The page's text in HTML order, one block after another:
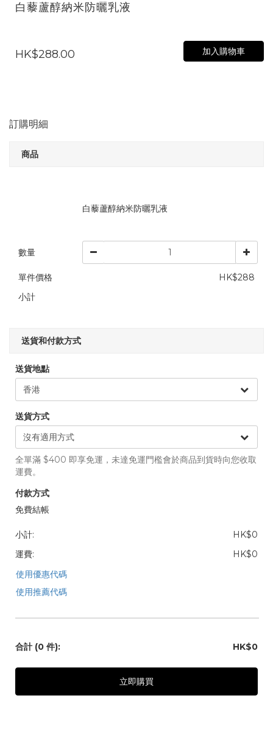
白藜蘆醇納米防曬乳液
HK$288.00 加入購物車
訂購明細
商品
白藜蘆醇納米防曬乳液
數量
單件價格
HK$288
小計
送貨和付款方式
送貨地點
送貨方式
全單滿 $400 即享免運，未達免運門檻會於商品到貨時向您收取
運費。
付款方式
免費結帳
小計:
HK$0
運費:
HK$0
使用優惠代碼
使用推薦代碼
合計 (0 件): HK$0
立即購買